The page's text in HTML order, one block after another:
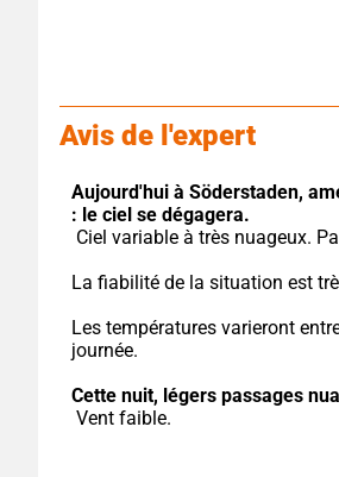
Avis de l'expert
Aujourd'hui à Söderstaden,
: le ciel se dégagera.
Ciel variable à très nuageux.
La fiabilité de la situation est
Les températures varieront
journée.
Cette nuit, légers passages
Vent faible.